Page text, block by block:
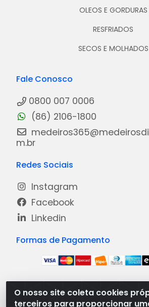
O nosso site coleta cookies
terceiros para proporcionar
OLEOS E GORDURAS
RESFRIADOS
SECOS E MOLHADOS
Fale Conosco
0800 007 0006
(86) 2106-1800
m.br
Redes Sociais
Instagram
Facebook
Linkedin
Formas de Pagamento
Medeiros Distribuidora - Rua Dias